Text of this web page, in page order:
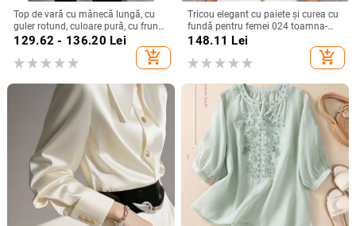
Top de vară cu mânecă lungă, cu
guler rotund, culoare pură, cu frunze
de lotus, pentru femei, stil simplu,
Amazon, export transfrontalier
european și american, 2025
129.62 - 136.20 Lei
add_shopping_cart
Tricou elegant cu paiete și curea cu
fundă pentru femei 024 toamna-
iarna nou, mânecă zburătoare,
148.11 Lei
add_shopping_cart